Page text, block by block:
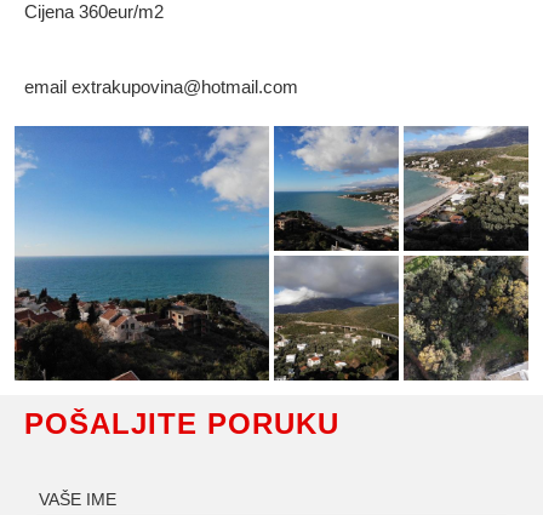
Cijena 360eur/m2
email extrakupovina@hotmail.com
POŠALJITE PORUKU
VAŠE IME